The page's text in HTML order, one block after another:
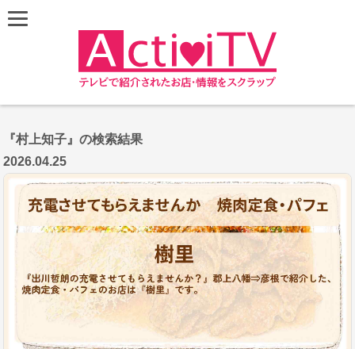
『村上知子』の検索結果
2026.04.25